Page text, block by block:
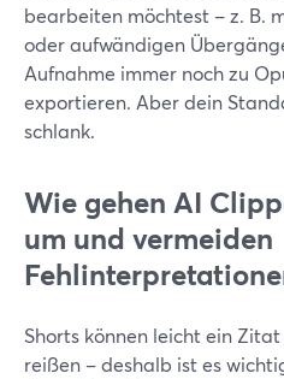
bearbeiten möchtest – z. B.
oder aufwändigen
Aufnahme immer noch zu
exportieren. Aber dein
schlank.
Wie gehen AI
um und vermeiden
Shorts können leicht ein
reißen – deshalb ist es